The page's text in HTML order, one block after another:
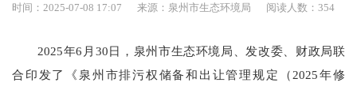
时间：2025-07-08 17:07 来源：泉州市生态环境局 阅读人数：354
2025年6月30日 ， 泉州市生态环境局、发改委、财政局联
合印发了
《泉州市排污权储备和出让管理规定 （ 2025年修